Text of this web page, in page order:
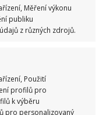
Měření výkonu
publiku
z různých zdrojů.
Použití
profilů pro
k výběru
pro personalizovaný
potom velmi
A to jistě po